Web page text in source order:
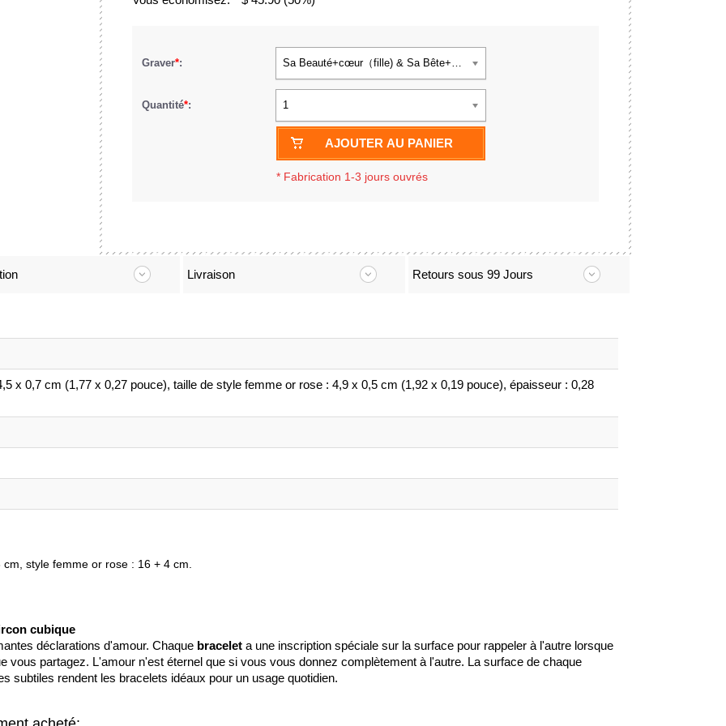
Graver*:
Quantité*: 1
AJOUTER AU PANIER
* Fabrication 1-3 jours ouvrés
Livraison Retours sous 99 Jours
x 0,7 cm (1,77 x 0,27 pouce), taille de style femme or rose : 4,9 x 0,5 cm (1,92 x 0,19 pouce), épaisseur : 0,28
style femme or rose : 16 + 4 cm.
cubique
déclarations d'amour. Chaque bracelet a une inscription spéciale sur la surface pour rappeler à l'autre lorsque
vous partagez. L'amour n'est éternel que si vous vous donnez complètement à l'autre. La surface de chaque
subtiles rendent les bracelets idéaux pour un usage quotidien.